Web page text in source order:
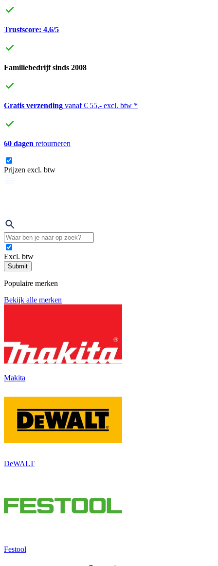
Trustscore: 4,6/5
Familiebedrijf sinds 2008
Gratis verzending vanaf € 55,- excl. btw *
60 dagen retourneren
Prijzen excl. btw
Excl. btw
Submit
Populaire merken
Bekijk alle merken
Makita
DeWALT
Festool